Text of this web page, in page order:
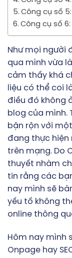
Công cụ số
Công cụ số
Như mọi người
qua mình vừa
cảm thấy khá
liệu có thể coi
điều đó không
blog của mình.
bận rộn với
đang thực hiện
trên mạng. Do
thuyết nhàm
tin rằng các
nay mình sẽ
yếu tố không
online thông
Hôm nay mình
Onpage hay